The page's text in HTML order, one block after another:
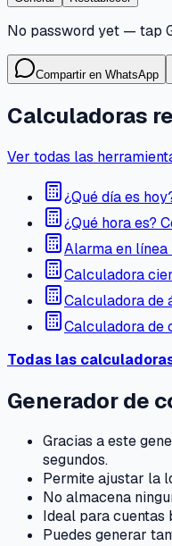
No password yet — tap
Compartir en WhatsApp
Calculadoras
Ver todas las
¿Qué día es
¿Qué hora es?
Alarma en
Calculadora
Calculadora de
Calculadora de
Todas las
Generador de
Gracias a este
segundos.
Permite ajustar la
No almacena
Ideal para cuentas
Puedes generar